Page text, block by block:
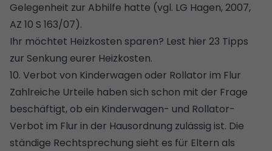
Gelegenheit zur Abhilfe hatte (vgl. LG Hagen, 2007,
AZ 10 S 163/07).
Ihr möchtet Heizkosten sparen? Lest hier 23 Tipps
zur Senkung eurer Heizkosten.
10. Verbot von Kinderwagen oder Rollator im Flur
Zahlreiche Urteile haben sich schon mit der Frage
beschäftigt, ob ein Kinderwagen- und Rollator-
Verbot im Flur in der Hausordnung zulässig ist. Die
ständige Rechtsprechung sieht es für Eltern als